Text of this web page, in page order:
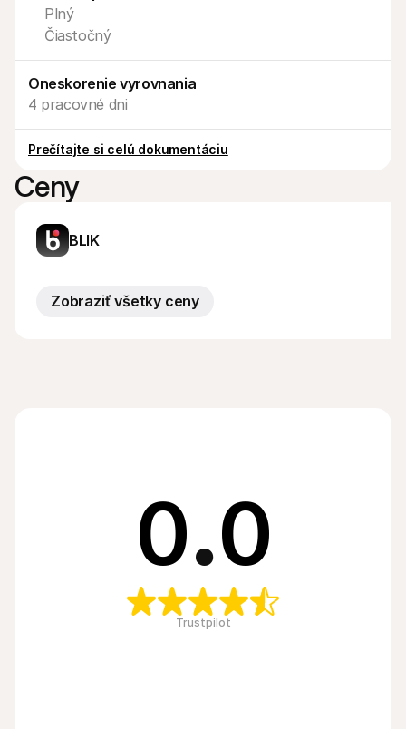
Plný
Čiastočný
Oneskorenie vyrovnania
4 pracovné dni
Prečítajte si celú dokumentáciu
Ceny
BLIK
Zobraziť všetky ceny
0.0
Trustpilot
Kontakt
Pre nakupujúcich
Zistite, prečo sa Mollie objavila vo vašom bankovom výpise
Kontaktujte obchodné oddelenie
Zistite, ako môžeme pomôcť vašej firme